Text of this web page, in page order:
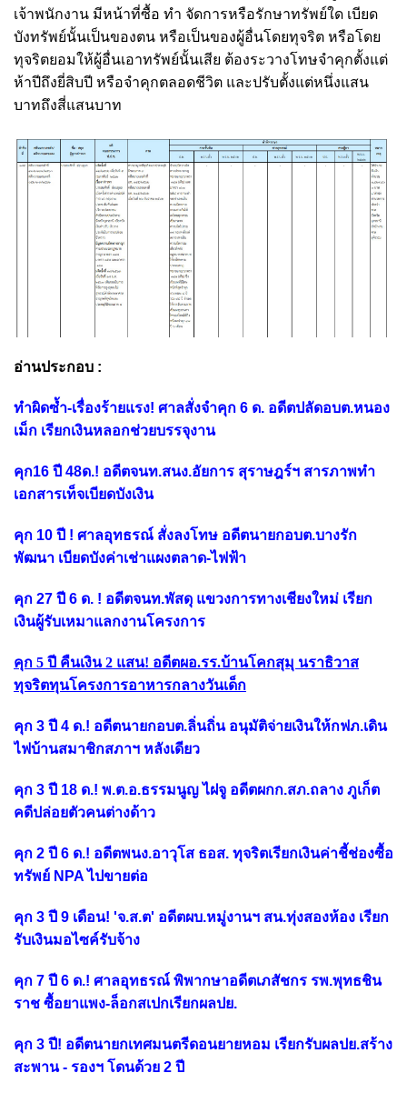
เจ้าพนักงาน มีหน้าที่ซื้อ ทำ จัดการหรือรักษาทรัพย์ใด เบียด
บังทรัพย์นั้นเป็นของตน หรือเป็นของผู้อื่นโดยทุจริต หรือโดย
ทุจริตยอมให้ผู้อื่นเอาทรัพย์นั้นเสีย ต้องระวางโทษจำคุกตั้งแต่
ห้าปีถึงยี่สิบปี หรือจำคุกตลอดชีวิต และปรับตั้งแต่หนึ่งแสน
บาทถึงสี่แสนบาท
อ่านประกอบ :
ทำผิดซ้ำ-เรื่องร้ายแรง! ศาลสั่งจำคุก 6 ด. อดีตปลัดอบต.หนอง
เม็ก เรียกเงินหลอกช่วยบรรจุงาน
คุก16 ปี 48ด.! อดีตจนท.สนง.อัยการ สุราษฎร์ฯ สารภาพทำ
เอกสารเท็จเบียดบังเงิน
คุก 10 ปี ! ศาลอุทธรณ์ สั่งลงโทษ อดีตนายกอบต.บางรัก
พัฒนา เบียดบังค่าเช่าแผงตลาด-ไฟฟ้า
คุก 27 ปี 6 ด. ! อดีตจนท.พัสดุ แขวงการทางเชียงใหม่ เรียก
เงินผู้รับเหมาแลกงานโครงการ
คุก 5 ปี คืนเงิน 2 แสน! อดีตผอ.รร.บ้านโคกสุมุ นราธิวาส
ทุจริตทุนโครงการอาหารกลางวันเด็ก
คุก 3 ปี 4 ด.! อดีตนายกอบต.ลิ่นถิ่น อนุมัติจ่ายเงินให้กฟภ.เดิน
ไฟบ้านสมาชิกสภาฯ หลังเดียว
คุก 3 ปี 18 ด.! พ.ต.อ.ธรรมนูญ ไฝจู อดีตผกก.สภ.ถลาง ภูเก็ต
คดีปล่อยตัวคนต่างด้าว
คุก 2 ปี 6 ด.! อดีตพนง.อาวุโส ธอส. ทุจริตเรียกเงินค่าชี้ช่องซื้อ
ทรัพย์ NPA ไปขายต่อ
คุก 3 ปี 9 เดือน! 'จ.ส.ต' อดีตผบ.หมู่งานฯ สน.ทุ่งสองห้อง เรียก
รับเงินมอไซค์รับจ้าง
คุก 7 ปี 6 ด.! ศาลอุทธรณ์ พิพากษาอดีตเภสัชกร รพ.พุทธชิน
ราช ซื้อยาแพง-ล็อกสเปกเรียกผลปย.
คุก 3 ปี! อดีตนายกเทศมนตรีดอนยายหอม เรียกรับผลปย.สร้าง
สะพาน - รองฯ โดนด้วย 2 ปี